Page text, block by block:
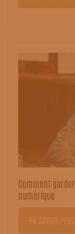
Comment
numérique
EN SAVOIR PLUS